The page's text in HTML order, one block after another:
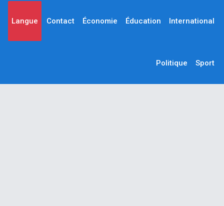
Langue Contact Économie Éducation International
Politique Sport